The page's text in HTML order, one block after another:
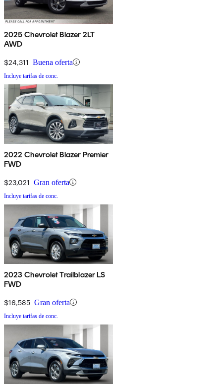
2025 Chevrolet Blazer 2LT
AWD
$24,311 Buena oferta
Incluye tarifas de conc.
2022 Chevrolet Blazer Premier
FWD
$23,021 Gran oferta
Incluye tarifas de conc.
2023 Chevrolet Trailblazer LS
FWD
$16,585 Gran oferta
Incluye tarifas de conc.